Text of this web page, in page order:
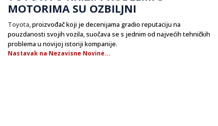
MOTORIMA SU OZBILJNI
Toyota, proizvođač koji je decenijama gradio reputaciju na
pouzdanosti svojih vozila, suočava se s jednim od najvećih tehničkih
problema u novijoj istoriji kompanije.
Nastavak na Nezavisne Novine...